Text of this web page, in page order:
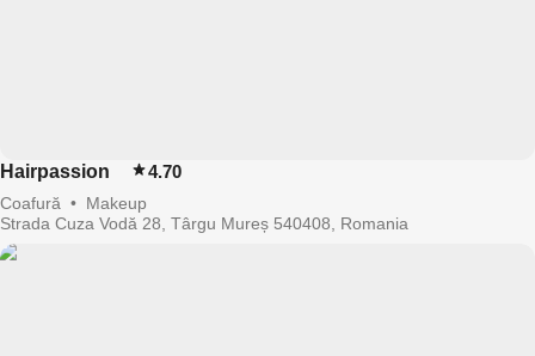
Hairpassion 4.70
Coafură • Makeup
Strada Cuza Vodă 28, Târgu Mureș 540408, Romania